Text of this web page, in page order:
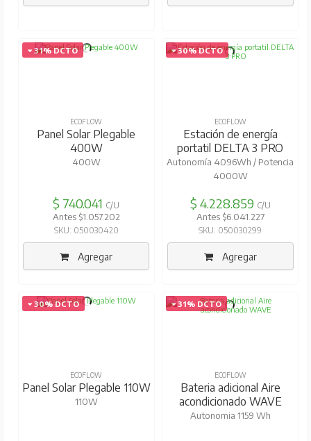
31% DCTO
ECOFLOW
Panel Solar Plegable
400W
400W
$ 740.041 C/U
Antes $1.057.202
SKU: 050030420
Agregar
30% DCTO
ECOFLOW
Estación de energía
portatil DELTA 3 PRO
Autonomía 4096Wh / Potencia
4000W
$ 4.228.859 C/U
Antes $6.041.227
SKU: 050030299
Agregar
30% DCTO
ECOFLOW
Panel Solar Plegable 110W
110W
31% DCTO
ECOFLOW
Bateria adicional Aire
acondicionado WAVE
Autonomia 1159 Wh